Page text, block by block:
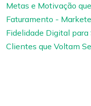
Metas e Motivação
Faturamento -
Fidelidade Digital para
Clientes que Voltam